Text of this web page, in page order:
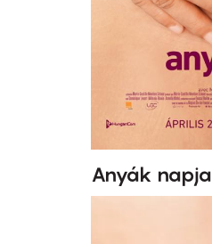
Anyák napja